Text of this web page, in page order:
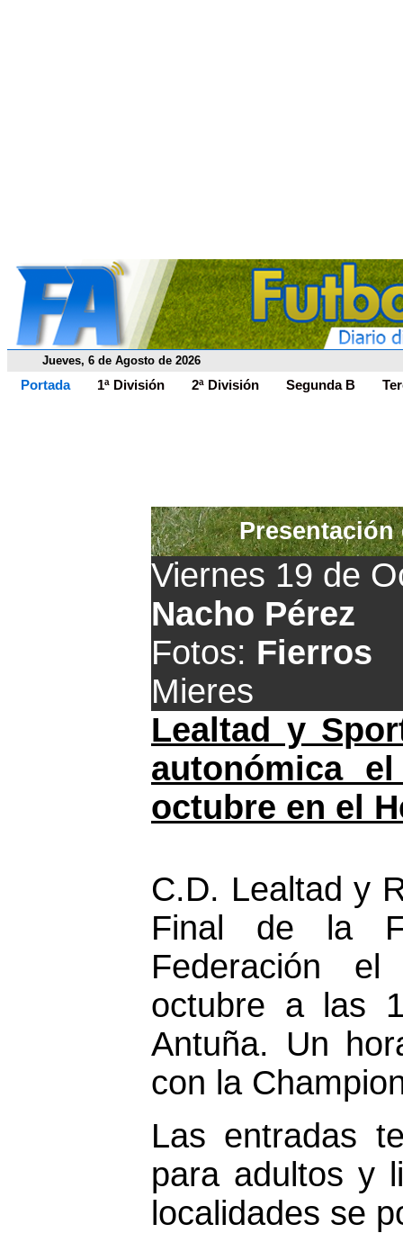
Jueves, 6 de Agosto de 2026
Portada 1ª División 2ª División Segunda B
Presentación
Viernes 19 de
Nacho Pérez
Fotos: Fierros
Mieres
Lealtad y
autonómica
octubre en el
C.D. Lealtad y
Final de la
Federación
octubre a las
Antuña. Un
con la
Las entradas
para adultos y
localidades se